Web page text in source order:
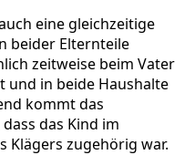
eine gleichzeitige
beider Elternteile
zeitweise beim Vater
und in beide Haushalte
kommt das
das Kind im
Klägers zugehörig war.